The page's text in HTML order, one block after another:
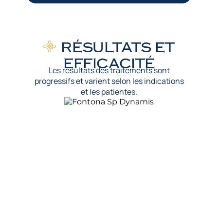
RÉSULTATS ET
EFFICACITÉ
Les résultats des traitements sont
progressifs et varient selon les indications
et les patientes.